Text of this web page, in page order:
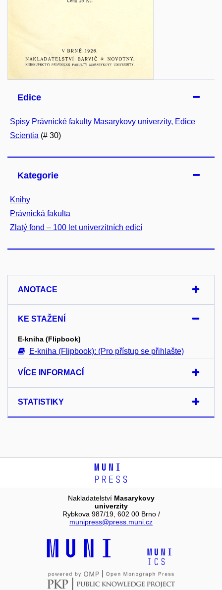
Edice
Spisy Právnické fakulty Masarykovy univerzity, Edice
Scientia (# 30)
Kategorie
Knihy
Právnická fakulta
Zlatý fond – 100 let univerzitních edicí
ANOTACE
KE STAŽENÍ
E-kniha (Flipbook)
E-kniha (Flipbook): (Pro přístup se přihlašte)
VÍCE INFORMACÍ
STATISTIKY
Nakladatelství Masarykovy
univerzity
Rybkova 987/19, 602 00 Brno /
munipress@press.muni.cz